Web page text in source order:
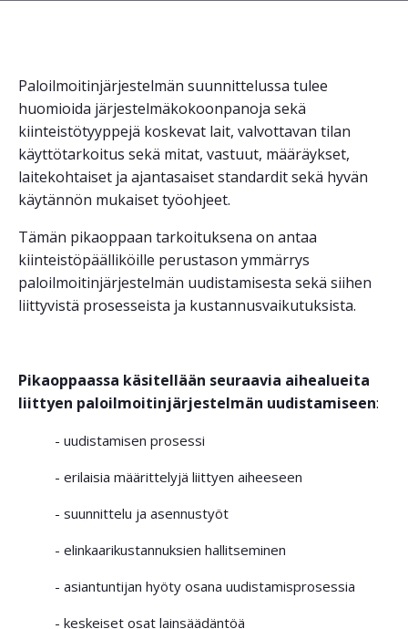
Paloilmoitinjärjestelmän suunnittelussa tulee
huomioida järjestelmäkokoonpanoja sekä
kiinteistötyyppejä koskevat lait, valvottavan tilan
käyttötarkoitus sekä mitat, vastuut, määräykset,
laitekohtaiset ja ajantasaiset standardit sekä hyvän
käytännön mukaiset työohjeet.
Tämän pikaoppaan tarkoituksena on antaa
kiinteistöpäälliköille perustason ymmärrys
paloilmoitinjärjestelmän uudistamisesta sekä siihen
liittyvistä prosesseista ja kustannusvaikutuksista.
Pikaoppaassa käsitellään seuraavia aihealueita
liittyen paloilmoitinjärjestelmän uudistamiseen:
- uudistamisen prosessi
- erilaisia määrittelyjä liittyen aiheeseen
- suunnittelu ja asennustyöt
- elinkaarikustannuksien hallitseminen
- asiantuntijan hyöty osana uudistamisprosessia
- keskeiset osat lainsäädäntöä